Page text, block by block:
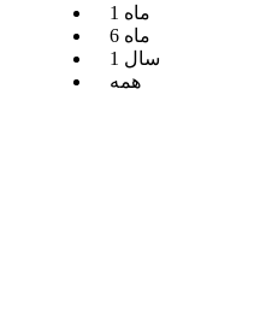
1 ماه
6 ماه
1 سال
همه